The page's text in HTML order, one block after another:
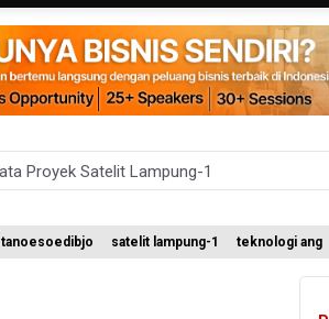
Proyek Satelit Lampung-1
PLTS Sepanjang Jalan Tol Trans-
Modifikasi Cuaca hingga Desalinasi Air Laut
tanoesoedibjo satelit lampung-1 teknologi ang